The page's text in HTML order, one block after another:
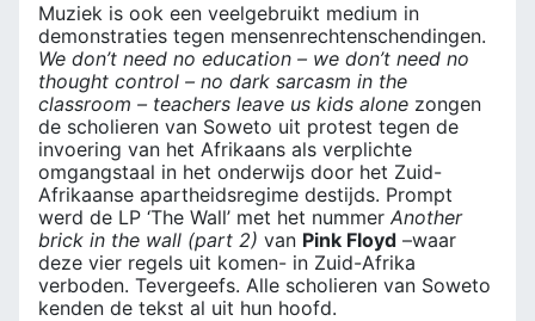
Muziek is ook een veelgebruikt medium in
demonstraties tegen mensenrechten­schendingen.
We don’t need no education – we don’t need no
thought control – no dark sarcasm in the
classroom – teachers leave us kids alone zongen
de scholieren van Soweto uit protest tegen de
invoering van het Afrikaans als verplichte
omgangstaal in het onderwijs door het Zuid-
Afrikaanse apartheidsregime destijds. Prompt
werd de LP ‘The Wall’ met het nummer Another
brick in the wall (part 2) van Pink Floyd –waar
deze vier regels uit komen- in Zuid-Afrika
verboden. Tevergeefs. Alle scholieren van Soweto
kenden de tekst al uit hun hoofd.